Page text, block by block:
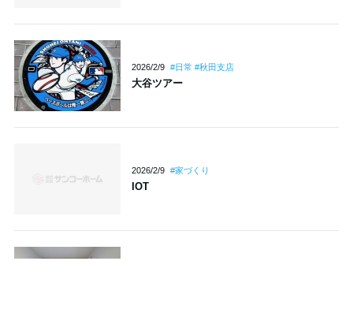
2026/2/9 #日常 #秋田支店
大谷ツアー
2026/2/9 #家づくり
IOT